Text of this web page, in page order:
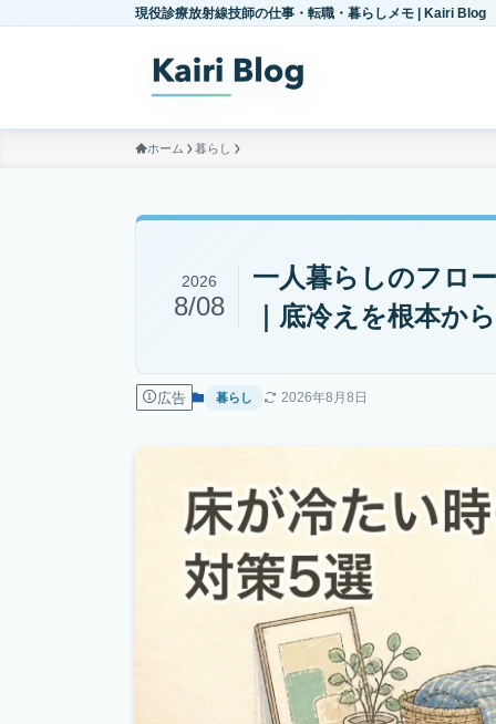
現役診療放射線技師の仕事・転職・暮らしメモ | Kairi Blog
ホーム 暮らし
一人暮らしのフロ
｜底冷えを根本か
2026
8/08
広告 暮らし 2026年8月8日